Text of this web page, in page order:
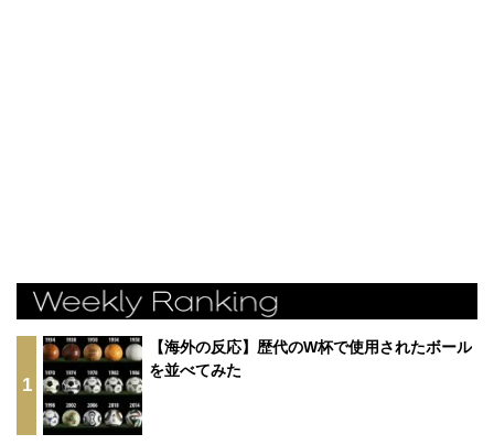
1
【海外の反応】歴代のW杯で使用されたボール
を並べてみた